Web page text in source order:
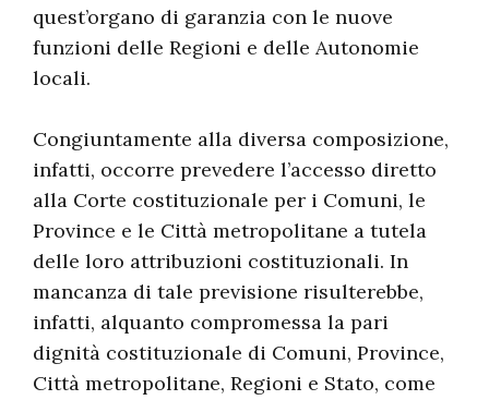
quest’organo di garanzia con le nuove
funzioni delle Regioni e delle Autonomie
locali.
Congiuntamente alla diversa composizione,
infatti, occorre prevedere l’accesso diretto
alla Corte costituzionale per i Comuni, le
Province e le Città metropolitane a tutela
delle loro attribuzioni costituzionali. In
mancanza di tale previsione risulterebbe,
infatti, alquanto compromessa la pari
dignità costituzionale di Comuni, Province,
Città metropolitane, Regioni e Stato, come